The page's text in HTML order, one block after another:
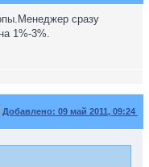
сразу
1%-3%.
Добавлено: 09 май 2011, 09:24